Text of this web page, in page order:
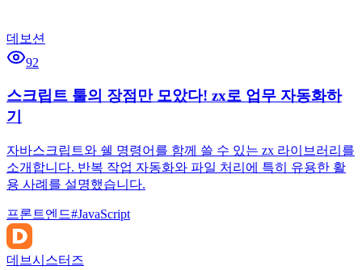
데보션
92
스크립트 툴의 장점만 모았다! zx로 업무 자동화하
기
자바스크립트와 쉘 명령어를 함께 쓸 수 있는 zx 라이브러리를
소개합니다. 반복 작업 자동화와 파일 처리에 특히 유용한 활
용 사례를 설명했습니다.
프론트엔드#JavaScript
데브시스터즈